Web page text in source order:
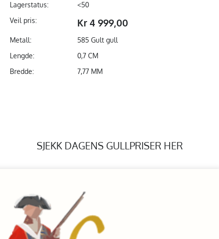
Lagerstatus:
<50
Veil pris:
Kr 4 999,00
Metall:
585 Gult gull
Lengde:
0,7 CM
Bredde:
7,77 MM
SJEKK DAGENS GULLPRISER HER